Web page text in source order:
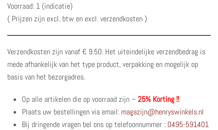
Voorraad: 1 (indicatie)
( Prijzen zijn excl. btw en excl. verzendkosten )
Verzendkosten zijn vanaf € 9.50. Het uiteindelijke verzendbedrag is
mede afhankelijk van het type product, verpakking en mogelijk op
basis van het bezorgadres.
Op alle artikelen die op voorraad zijn – 25% Korting !!
Plaats uw bestellingen via email: magazijn@henryswinkels.nl
Bij dringende vragen bel ons op telefoonnummer : 0495-591401